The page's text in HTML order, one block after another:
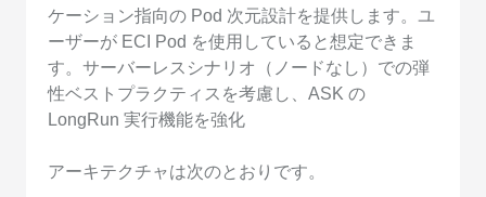
ケーション指向の Pod 次元設計を提供します。ユ
ーザーが ECI Pod を使用していると想定できま
す。サーバーレスシナリオ（ノードなし）での弾
性ベストプラクティスを考慮し、ASK の
LongRun 実行機能を強化
アーキテクチャは次のとおりです。